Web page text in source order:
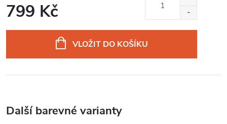
799 Kč
VLOŽIT DO KOŠÍKU